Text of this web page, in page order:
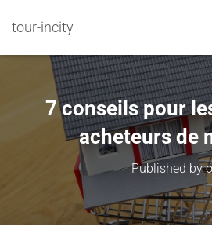
tour-incity
7 conseils pour
acheteurs de
Published by